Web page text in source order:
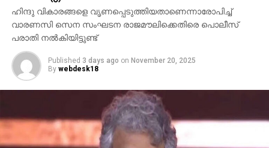
ഹിന്ദു വികാരങ്ങളെ വൃണപ്പെടുത്തിയതാണെന്നാരോപിച്ച്
വാരണസി സെന സംഘടന രാജമൗലിക്കെതിരെ പൊലീസ്
പരാതി നല്‍കിയിട്ടുണ്ട്
Published 3 days ago on November 20, 2025
By webdesk18